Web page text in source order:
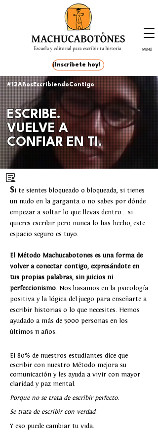
¡Inscríbete hoy!
MENÚ
#12AñosEscribiendoContigo
ESCRIBE.
VUELVE A
CONFIAR EN TI.
Si te sientes bloqueado o bloqueada, si tienes
un nudo en la garganta o no sabes por dónde
empezar a soltar lo que llevas dentro... si
quieres escribir pero nunca lo has hecho, este
espacio seguro es tuyo.
El Método Machucabotones es una forma de
volver a conectar contigo, expresándote en
tus propias palabras, sin juicios ni
perfeccionismo. Nos basamos en la psicología
positiva y la lógica del juego para enseñarte a
escribir historias o lo que necesites. Hemos
ayudado a más de 5000 personas en los
últimos 11 años.
​El 80% de nuestros estudiantes dice que
escribir con nuestro Método mejora su
comunicación y les ayuda a vivir con mayor
claridad y paz mental.
Porque no se trata de escribir perfecto.
Se trata de escribir con verdad.
Y eso puede cambiar tu vida.